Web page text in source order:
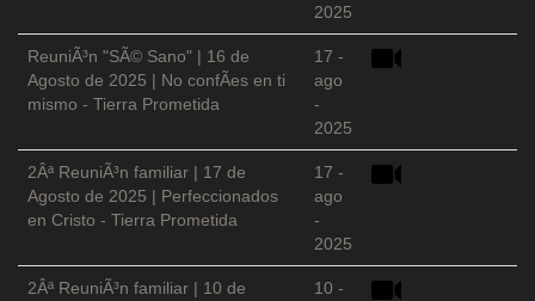
2025
ReuniÃ³n "SÃ© Sano" | 16 de
Agosto de 2025 | No confÃ­es en ti
mismo - Tierra Prometida
17 -
ago
-
2025
2Âª ReuniÃ³n familiar | 17 de
Agosto de 2025 | Perfeccionados
en Cristo - Tierra Prometida
17 -
ago
-
2025
2Âª ReuniÃ³n familiar | 10 de
10 -